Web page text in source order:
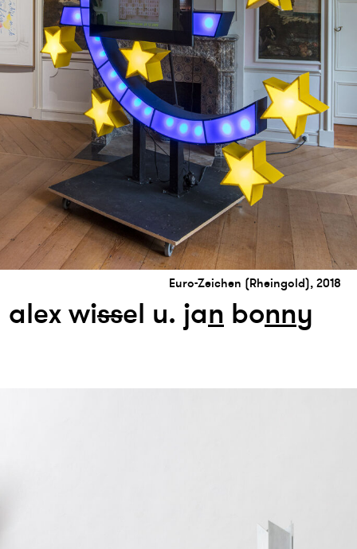
Euro-Zeichen (Rheingold), 2018
alex wissel u. jan bonny